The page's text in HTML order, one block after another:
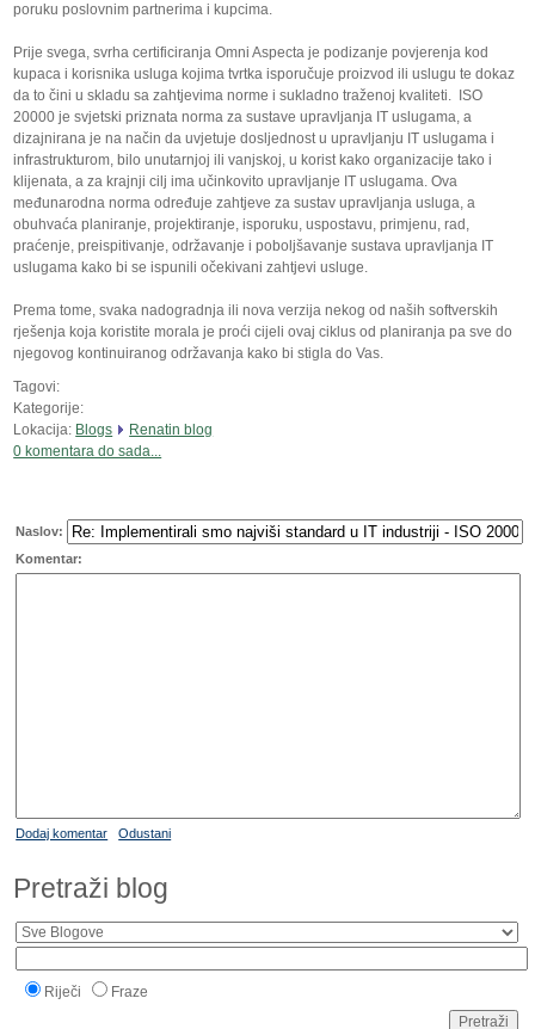
poruku poslovnim partnerima i kupcima.
Prije svega, svrha certificiranja Omni Aspecta je podizanje povjerenja kod
kupaca i korisnika usluga kojima tvrtka isporučuje proizvod ili uslugu te dokaz
da to čini u skladu sa zahtjevima norme i sukladno traženoj kvaliteti. ISO
20000 je svjetski priznata norma za sustave upravljanja IT uslugama, a
dizajnirana je na način da uvjetuje dosljednost u upravljanju IT uslugama i
infrastrukturom, bilo unutarnjoj ili vanjskoj, u korist kako organizacije tako i
klijenata, a za krajnji cilj ima učinkovito upravljanje IT uslugama. Ova
međunarodna norma određuje zahtjeve za sustav upravljanja usluga, a
obuhvaća planiranje, projektiranje, isporuku, uspostavu, primjenu, rad,
praćenje, preispitivanje, održavanje i poboljšavanje sustava upravljanja IT
uslugama kako bi se ispunili očekivani zahtjevi usluge.
Prema tome, svaka nadogradnja ili nova verzija nekog od naših softverskih
rješenja koja koristite morala je proći cijeli ovaj ciklus od planiranja pa sve do
njegovog kontinuiranog održavanja kako bi stigla do Vas.
Tagovi:
Kategorije:
Lokacija: Blogs
Renatin blog
0 komentara do sada...
Naslov:
Komentar:
Dodaj komentar Odustani
Pretraži blog
Riječi Fraze